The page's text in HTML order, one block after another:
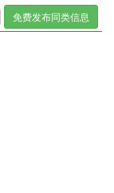
免费发布同类信息